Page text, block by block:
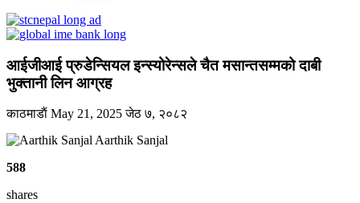
आईजीआई प्रुडेन्सियल इन्स्योरेन्सले चैत मसान्तसम्मको दाबी
भुक्तानी लिन आग्रह
काठमाडाैं May 21, 2025जेठ ७, २०८२
Aarthik Sanjal
588
shares